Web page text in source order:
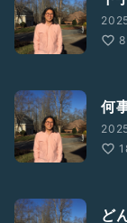
8
何
ど